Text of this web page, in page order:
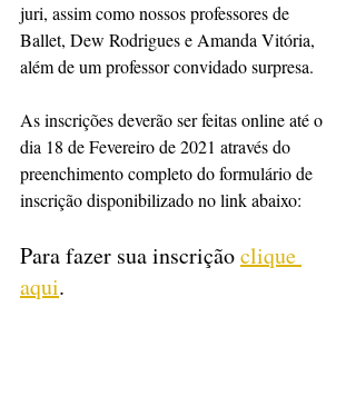
juri, assim como nossos professores de
Ballet, Dew Rodrigues e Amanda Vitória,
além de um professor convidado surpresa.
As inscrições deverão ser feitas online até o
dia 18 de Fevereiro de 2021 através do
preenchimento completo do formulário de
inscrição disponibilizado no link abaixo:
Para fazer sua inscrição clique
aqui.